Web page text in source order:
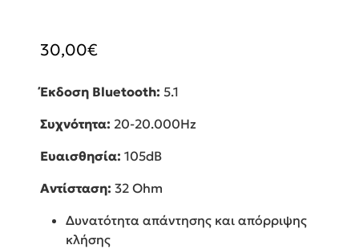
30,00€
Έκδοση Bluetooth: 5.1
Συχνότητα: 20-20.000Hz
Ευαισθησία: 105dB
Αντίσταση: 32 Ohm
Δυνατότητα απάντησης και απόρριψης
κλήσης